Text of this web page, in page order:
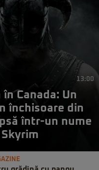
13:00
Canada: Un
închisoare din
într-un nume